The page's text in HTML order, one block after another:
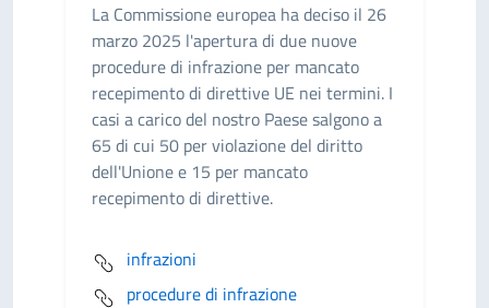
La Commissione europea ha deciso il 26
marzo 2025 l'apertura di due nuove
procedure di infrazione per mancato
recepimento di direttive UE nei termini. I
casi a carico del nostro Paese salgono a
65 di cui 50 per violazione del diritto
dell'Unione e 15 per mancato
recepimento di direttive.
infrazioni
procedure di infrazione